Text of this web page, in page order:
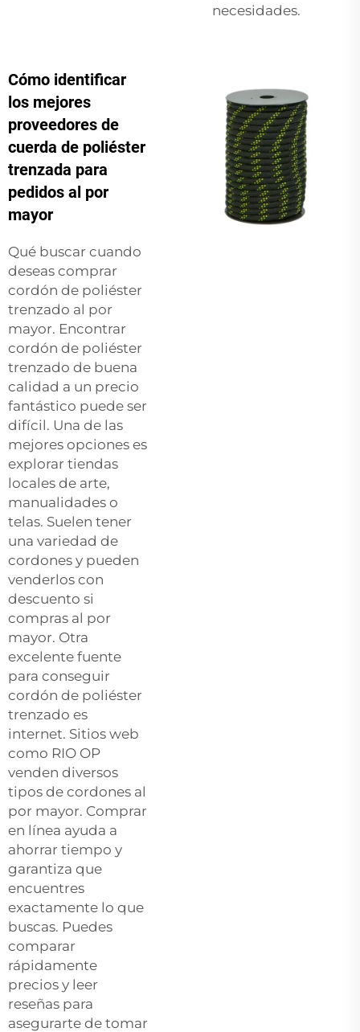
necesidades.
Cómo identificar
los mejores
proveedores de
cuerda de poliéster
trenzada para
pedidos al por
mayor
Qué buscar cuando
deseas comprar
cordón de poliéster
trenzado al por
mayor. Encontrar
cordón de poliéster
trenzado de buena
calidad a un precio
fantástico puede ser
difícil. Una de las
mejores opciones es
explorar tiendas
locales de arte,
manualidades o
telas. Suelen tener
una variedad de
cordones y pueden
venderlos con
descuento si
compras al por
mayor. Otra
excelente fuente
para conseguir
cordón de poliéster
trenzado es
internet. Sitios web
como RIO OP
venden diversos
tipos de cordones al
por mayor. Comprar
en línea ayuda a
ahorrar tiempo y
garantiza que
encuentres
exactamente lo que
buscas. Puedes
comparar
rápidamente
precios y leer
reseñas para
asegurarte de tomar